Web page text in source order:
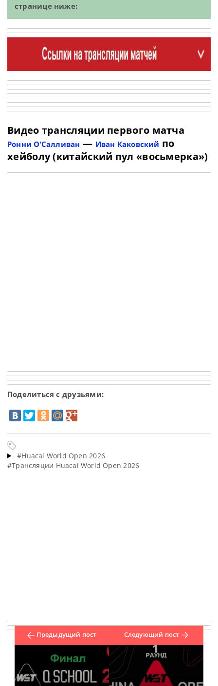
странице ниже:
Видео трансляции первого матча
Ронни О’Салливан — Иван Каковский по
хейболу (китайский пул «восьмерка»)
Поделиться с друзьями:
#Huacai World Open 2026
#Трансляции Huacai World Open 2026
Предыдущий пост Следующий пост